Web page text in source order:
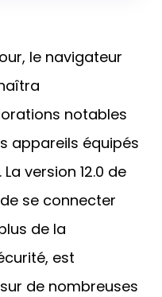
le navigateur
notables
appareils équipés
version 12.0 de
se connecter
de la
est
de nombreuses